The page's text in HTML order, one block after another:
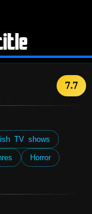
7.7
TV shows
Horror